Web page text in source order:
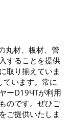
丸材、板材、管
することを提供
取り揃えていま
ています。常に
ーD19ЧTが利用
のです。ぜひご
ご提供いたしま